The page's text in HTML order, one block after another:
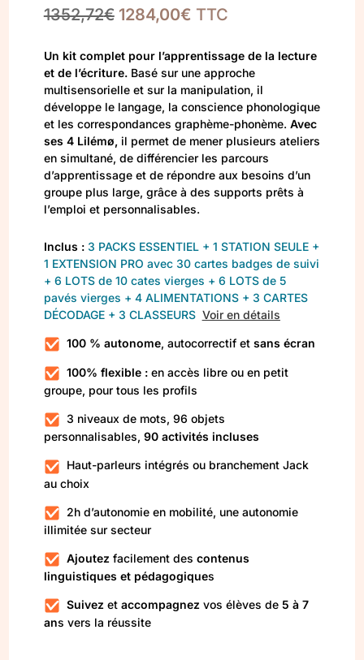
prix
initial
était :
1127,27€.
actuel
est :
1070,00€.
1352,72€ 1284,00€ TTC
Un kit complet pour l’apprentissage de la lecture
et de l’écriture.Basé sur une approche
multisensorielle et sur la manipulation, il
développe le langage, la conscience phonologique
et les correspondances graphème-phonème. Avec
ses 4 Lilémø, il permet de mener plusieurs ateliers
en simultané, de différencier les parcours
d’apprentissage et de répondre aux besoins d’un
groupe plus large, grâce à des supports prêts à
l’emploi et personnalisables.
Inclus : 3 PACKS ESSENTIEL + 1 STATION SEULE +
1 EXTENSION PRO avec 30 cartes badges de suivi
+ 6 LOTS de 10 cates vierges + 6 LOTS de 5
pavés vierges + 4 ALIMENTATIONS + 3 CARTES
DÉCODAGE + 3 CLASSEURS Voir en détails
100 % autonome, autocorrectif et sans écran
100% flexible :en accès libre ou en petit
groupe, pour tous les profils
3 niveaux de mots, 96 objets
personnalisables, 90 activités incluses
Haut-parleurs intégrés ou branchement Jack
au choix
2h d’autonomie en mobilité, une autonomie
illimitée sur secteur
Ajoutez facilement des contenus
linguistiques et pédagogiques
Suivez et accompagnez vos élèves de 5 à 7
ans vers la réussite